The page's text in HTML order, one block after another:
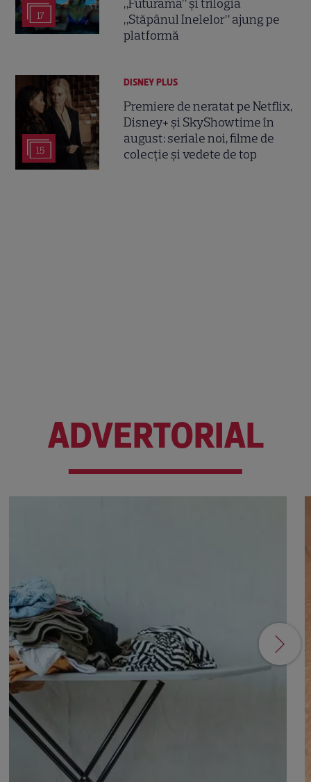
17
„Futurama” și trilogia
„Stăpânul Inelelor” ajung pe
platformă
15
DISNEY PLUS
Premiere de neratat pe Netflix,
Disney+ și SkyShowtime în
august: seriale noi, filme de
colecție și vedete de top
ADVERTORIAL